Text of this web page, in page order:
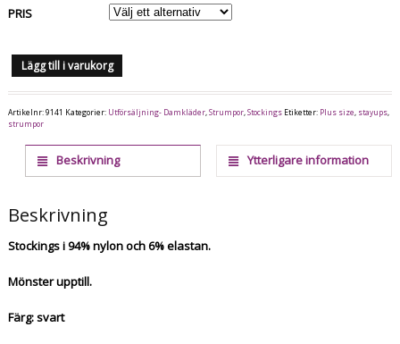
PRIS
Lägg till i varukorg
Artikelnr:9141 Kategorier: Utförsäljning- Damkläder,Strumpor,Stockings Etiketter: Plus size, stayups,
strumpor
Beskrivning Ytterligare information
Beskrivning
Stockings i 94% nylon och 6% elastan.
Mönster upptill.
Färg: svart